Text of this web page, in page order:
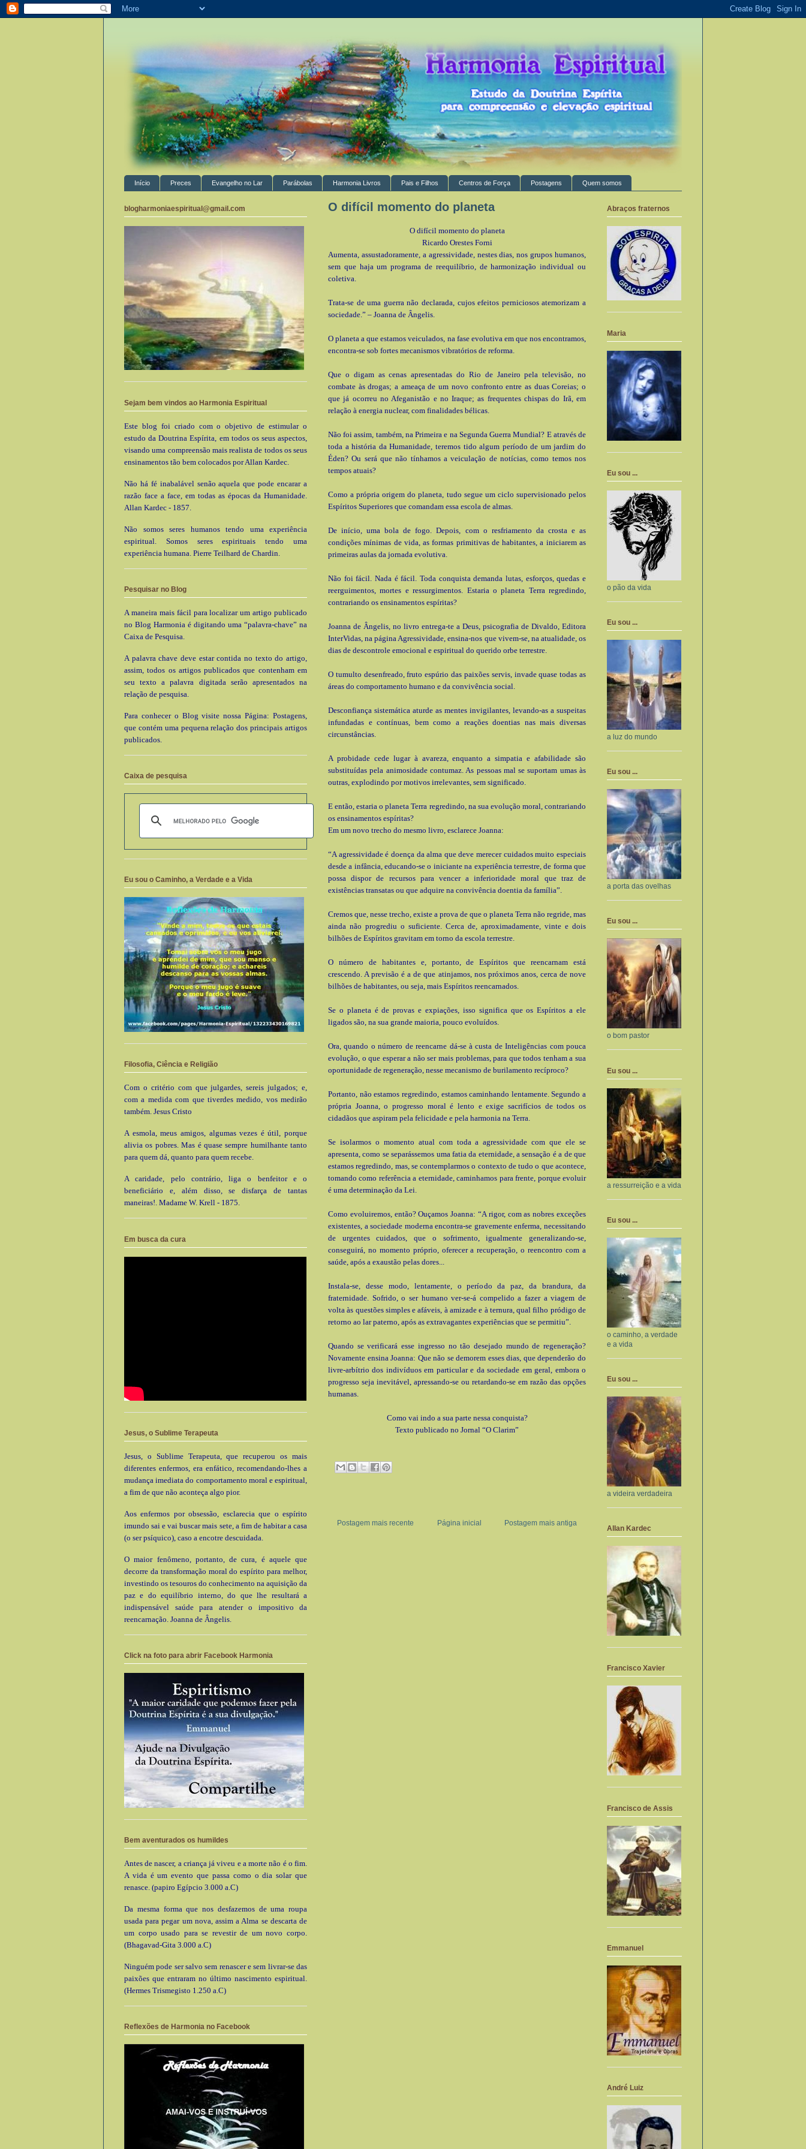
Início Preces Evangelho no Lar Parábolas Harmonia Livros Pais e Filhos Centros de Força Postagens Quem somos
O difícil momento do planeta
O difícil momento do planeta
Ricardo Orestes Forni
Aumenta, assustadoramente, a agressividade, nestes dias, nos grupos humanos,
sem que haja um programa de reequilíbrio, de harmonização individual ou
coletiva.
Trata-se de uma guerra não declarada, cujos efeitos perniciosos atemorizam a
sociedade.” – Joanna de Ângelis.
O planeta a que estamos veiculados, na fase evolutiva em que nos encontramos,
encontra-se sob fortes mecanismos vibratórios de reforma.
Que o digam as cenas apresentadas do Rio de Janeiro pela televisão, no
combate às drogas; a ameaça de um novo confronto entre as duas Coreias; o
que já ocorreu no Afeganistão e no Iraque; as frequentes chispas do Irã, em
relação à energia nuclear, com finalidades bélicas.
Não foi assim, também, na Primeira e na Segunda Guerra Mundial? E através de
toda a história da Humanidade, teremos tido algum período de um jardim do
Éden? Ou será que não tínhamos a veiculação de notícias, como temos nos
tempos atuais?
Como a própria origem do planeta, tudo segue um ciclo supervisionado pelos
Espíritos Superiores que comandam essa escola de almas.
De início, uma bola de fogo. Depois, com o resfriamento da crosta e as
condições mínimas de vida, as formas primitivas de habitantes, a iniciarem as
primeiras aulas da jornada evolutiva.
Não foi fácil. Nada é fácil. Toda conquista demanda lutas, esforços, quedas e
reerguimentos, mortes e ressurgimentos. Estaria o planeta Terra regredindo,
contrariando os ensinamentos espíritas?
Joanna de Ângelis, no livro entrega-te a Deus, psicografia de Divaldo, Editora
InterVidas, na página Agressividade, ensina-nos que vivem-se, na atualidade, os
dias de descontrole emocional e espiritual do querido orbe terrestre.
O tumulto desenfreado, fruto espúrio das paixões servis, invade quase todas as
áreas do comportamento humano e da convivência social.
Desconfiança sistemática aturde as mentes invigilantes, levando-as a suspeitas
infundadas e contínuas, bem como a reações doentias nas mais diversas
circunstâncias.
A probidade cede lugar à avareza, enquanto a simpatia e afabilidade são
substituídas pela animosidade contumaz. As pessoas mal se suportam umas às
outras, explodindo por motivos irrelevantes, sem significado.
E então, estaria o planeta Terra regredindo, na sua evolução moral, contrariando
os ensinamentos espíritas?
Em um novo trecho do mesmo livro, esclarece Joanna:
“A agressividade é doença da alma que deve merecer cuidados muito especiais
desde a infância, educando-se o iniciante na experiência terrestre, de forma que
possa dispor de recursos para vencer a inferioridade moral que traz de
existências transatas ou que adquire na convivência doentia da família”.
Cremos que, nesse trecho, existe a prova de que o planeta Terra não regride, mas
ainda não progrediu o suficiente. Cerca de, aproximadamente, vinte e dois
bilhões de Espíritos gravitam em torno da escola terrestre.
O número de habitantes e, portanto, de Espíritos que reencarnam está
crescendo. A previsão é a de que atinjamos, nos próximos anos, cerca de nove
bilhões de habitantes, ou seja, mais Espíritos reencarnados.
Se o planeta é de provas e expiações, isso significa que os Espíritos a ele
ligados são, na sua grande maioria, pouco evoluídos.
Ora, quando o número de reencarne dá-se à custa de Inteligências com pouca
evolução, o que esperar a não ser mais problemas, para que todos tenham a sua
oportunidade de regeneração, nesse mecanismo de burilamento recíproco?
Portanto, não estamos regredindo, estamos caminhando lentamente. Segundo a
própria Joanna, o progresso moral é lento e exige sacrifícios de todos os
cidadãos que aspiram pela felicidade e pela harmonia na Terra.
Se isolarmos o momento atual com toda a agressividade com que ele se
apresenta, como se separássemos uma fatia da eternidade, a sensação é a de que
estamos regredindo, mas, se contemplarmos o contexto de tudo o que acontece,
tomando como referência a eternidade, caminhamos para frente, porque evoluir
é uma determinação da Lei.
Como evoluiremos, então? Ouçamos Joanna: “A rigor, com as nobres exceções
existentes, a sociedade moderna encontra-se gravemente enferma, necessitando
de urgentes cuidados, que o sofrimento, igualmente generalizando-se,
conseguirá, no momento próprio, oferecer a recuperação, o reencontro com a
saúde, após a exaustão pelas dores...
Instala-se, desse modo, lentamente, o período da paz, da brandura, da
fraternidade. Sofrido, o ser humano ver-se-á compelido a fazer a viagem de
volta às questões simples e afáveis, à amizade e à ternura, qual filho pródigo de
retorno ao lar paterno, após as extravagantes experiências que se permitiu”.
Quando se verificará esse ingresso no tão desejado mundo de regeneração?
Novamente ensina Joanna: Que não se demorem esses dias, que dependerão do
livre-arbítrio dos indivíduos em particular e da sociedade em geral, embora o
progresso seja inevitável, apressando-se ou retardando-se em razão das opções
humanas.
Como vai indo a sua parte nessa conquista?
Texto publicado no Jornal “O Clarim”
Postagem mais recente Postagem mais antiga
Página inicial
blogharmoniaespiritual@gmail.com
Sejam bem vindos ao Harmonia Espiritual
Este blog foi criado com o objetivo de estimular o
estudo da Doutrina Espírita, em todos os seus aspectos,
visando uma compreensão mais realista de todos os seus
ensinamentos tão bem colocados por Allan Kardec.
Não há fé inabalável senão aquela que pode encarar a
razão face a face, em todas as épocas da Humanidade.
Allan Kardec - 1857.
Não somos seres humanos tendo uma experiência
espiritual. Somos seres espirituais tendo uma
experiência humana. Pierre Teilhard de Chardin.
Pesquisar no Blog
A maneira mais fácil para localizar um artigo publicado
no Blog Harmonia é digitando uma “palavra-chave” na
Caixa de Pesquisa.
A palavra chave deve estar contida no texto do artigo,
assim, todos os artigos publicados que contenham em
seu texto a palavra digitada serão apresentados na
relação de pesquisa.
Para conhecer o Blog visite nossa Página: Postagens,
que contém uma pequena relação dos principais artigos
publicados.
Caixa de pesquisa
Eu sou o Caminho, a Verdade e a Vida
Filosofia, Ciência e Religião
Com o critério com que julgardes, sereis julgados; e,
com a medida com que tiverdes medido, vos medirão
também. Jesus Cristo
A esmola, meus amigos, algumas vezes é útil, porque
alivia os pobres. Mas é quase sempre humilhante tanto
para quem dá, quanto para quem recebe.
A caridade, pelo contrário, liga o benfeitor e o
beneficiário e, além disso, se disfarça de tantas
maneiras!. Madame W. Krell - 1875.
Em busca da cura
Jesus, o Sublime Terapeuta
Jesus, o Sublime Terapeuta, que recuperou os mais
diferentes enfermos, era enfático, recomendando-lhes a
mudança imediata do comportamento moral e espiritual,
a fim de que não aconteça algo pior.
Aos enfermos por obsessão, esclarecia que o espírito
imundo sai e vai buscar mais sete, a fim de habitar a casa
(o ser psíquico), caso a encotre descuidada.
O maior fenômeno, portanto, de cura, é aquele que
decorre da transformação moral do espírito para melhor,
investindo os tesouros do conhecimento na aquisição da
paz e do equilíbrio interno, do que lhe resultará a
indispensável saúde para atender o impositivo da
reencarnação. Joanna de Ângelis.
Click na foto para abrir Facebook Harmonia
Bem aventurados os humildes
Antes de nascer, a criança já viveu e a morte não é o fim.
A vida é um evento que passa como o dia solar que
renasce. (papiro Egípcio 3.000 a.C)
Da mesma forma que nos desfazemos de uma roupa
usada para pegar um nova, assim a Alma se descarta de
um corpo usado para se revestir de um novo corpo.
(Bhagavad-Gita 3.000 a.C)
Ninguém pode ser salvo sem renascer e sem livrar-se das
paixões que entraram no último nascimento espiritual.
(Hermes Trismegisto 1.250 a.C)
Reflexões de Harmonia no Facebook
Abraços fraternos
Maria
Eu sou ...
o pão da vida
Eu sou ...
a luz do mundo
Eu sou ...
a porta das ovelhas
Eu sou ...
o bom pastor
Eu sou ...
a ressurreição e a vida
Eu sou ...
o caminho, a verdade
e a vida
Eu sou ...
a videira verdadeira
Allan Kardec
Francisco Xavier
Francisco de Assis
Emmanuel
André Luiz